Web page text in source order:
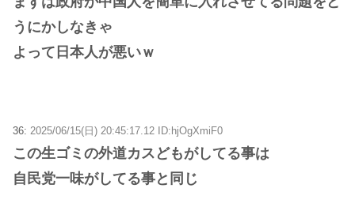
うにかしなきゃ
よって日本人が悪いｗ
36: 2025/06/15(日) 20:45:17.12 ID:hjOgXmiF0
この生ゴミの外道カスどもがしてる事は
自民党一味がしてる事と同じ